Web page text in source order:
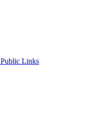
Public Links